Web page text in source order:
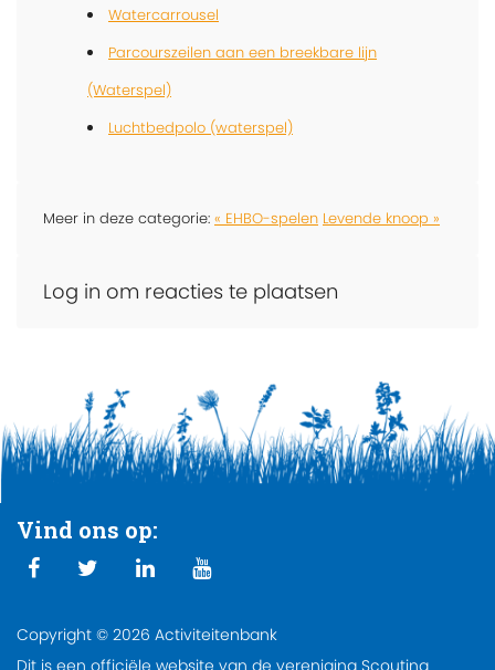
Watercarrousel
Parcourszeilen aan een breekbare lijn
(Waterspel)
Luchtbedpolo (waterspel)
Meer in deze categorie: « EHBO-spelen Levende knoop »
Log in om reacties te plaatsen
Vind ons op:
Copyright © 2026 Activiteitenbank
Dit is een officiële website van de vereniging Scouting